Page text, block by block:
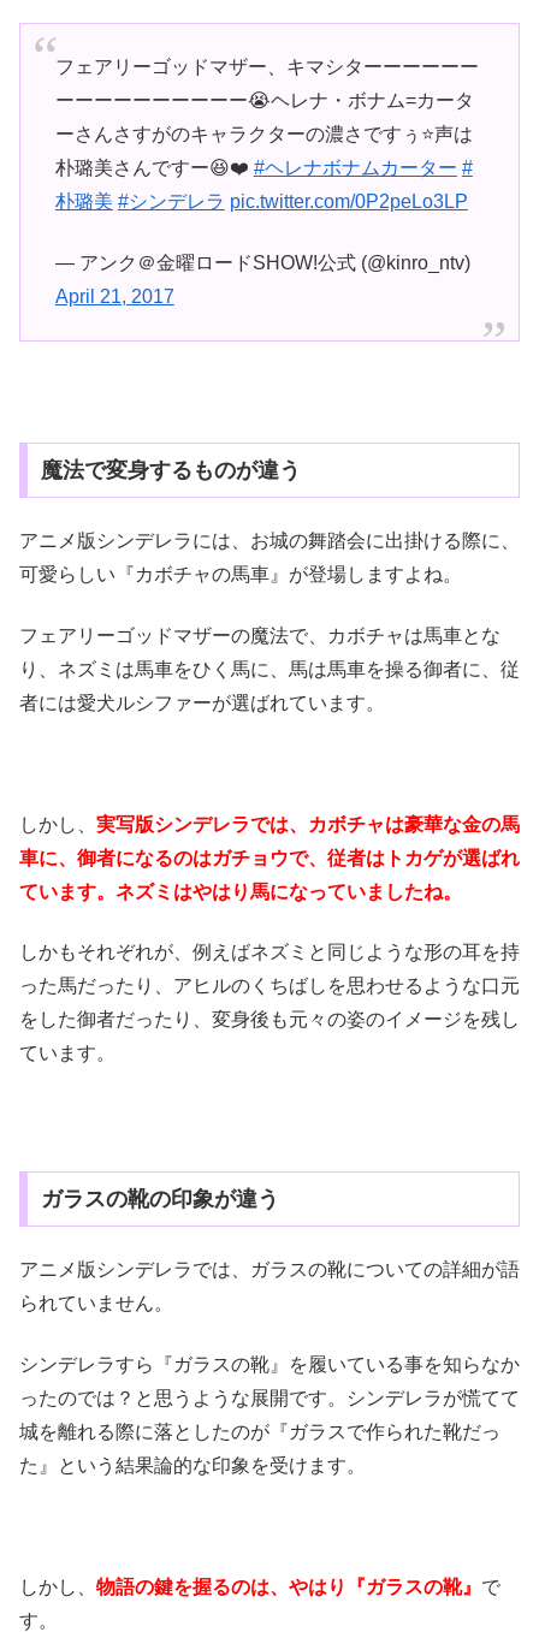
フェアリーゴッドマザー、キマシターーーーーー
ーーーーーーーーーー😭ヘレナ・ボナム=カータ
ーさんさすがのキャラクターの濃さですぅ⭐️声は
朴璐美さんですー😆❤️ #ヘレナボナムカーター #
朴璐美 #シンデレラ pic.twitter.com/0P2peLo3LP
— アンク＠金曜ロードSHOW!公式 (@kinro_ntv)
April 21, 2017
魔法で変身するものが違う
アニメ版シンデレラには、お城の舞踏会に出掛ける際に、
可愛らしい『カボチャの馬車』が登場しますよね。
フェアリーゴッドマザーの魔法で、カボチャは馬車とな
り、ネズミは馬車をひく馬に、馬は馬車を操る御者に、従
者には愛犬ルシファーが選ばれています。
しかし、 実写版シンデレラでは、カボチャは豪華な金の馬
車に、御者になるのはガチョウで、従者はトカゲが選ばれ
ています。ネズミはやはり馬になっていましたね。
しかもそれぞれが、例えばネズミと同じような形の耳を持
った馬だったり、アヒルのくちばしを思わせるような口元
をした御者だったり、変身後も元々の姿のイメージを残し
ています。
ガラスの靴の印象が違う
アニメ版シンデレラでは、ガラスの靴についての詳細が語
られていません。
シンデレラすら『ガラスの靴』を履いている事を知らなか
ったのでは？と思うような展開です。シンデレラが慌てて
城を離れる際に落としたのが『ガラスで作られた靴だっ
た』という結果論的な印象を受けます。
しかし、 物語の鍵を握るのは、やはり『ガラスの靴』 で
す。